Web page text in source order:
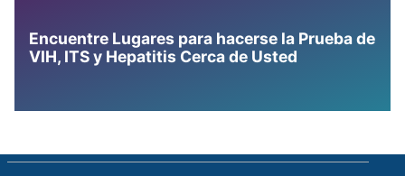
Encuentre Lugares para hacerse la Prueba de
VIH, ITS y Hepatitis Cerca de Usted